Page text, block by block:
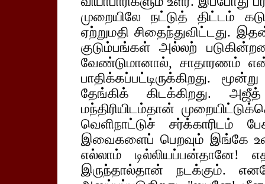
முறையிலே நட்டுத் திட்டம்
ஏற்றுமதி சிதைந்துவிட்டது.
குடும்பங்கள் அல்லற்
வேண்டுமானால், சாதாரணம்
பாதிக்கப்பட்டிருக்கிறது.
தேங்கிக் கிடக்கிறது.
மந்திரியிடம்தான்
வெளிநாட்டுச் சர்க்காரிடம்
இவைகளைப் பெறவும் இங்கே
எல்லாம் டில்லியப்பன்தானே!
இருந்தால்தான் நடக்கும்.